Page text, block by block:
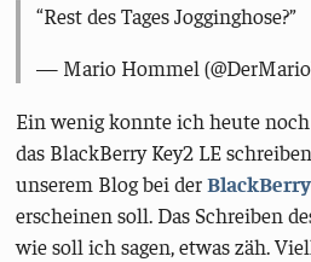
Rest des Tages Jogginghose?
— Mario Hommel
Ein wenig konnte ich heute
das BlackBerry Key2 LE
unserem Blog bei der
erscheinen soll. Das Schreiben
wie soll ich sagen, etwas zäh.